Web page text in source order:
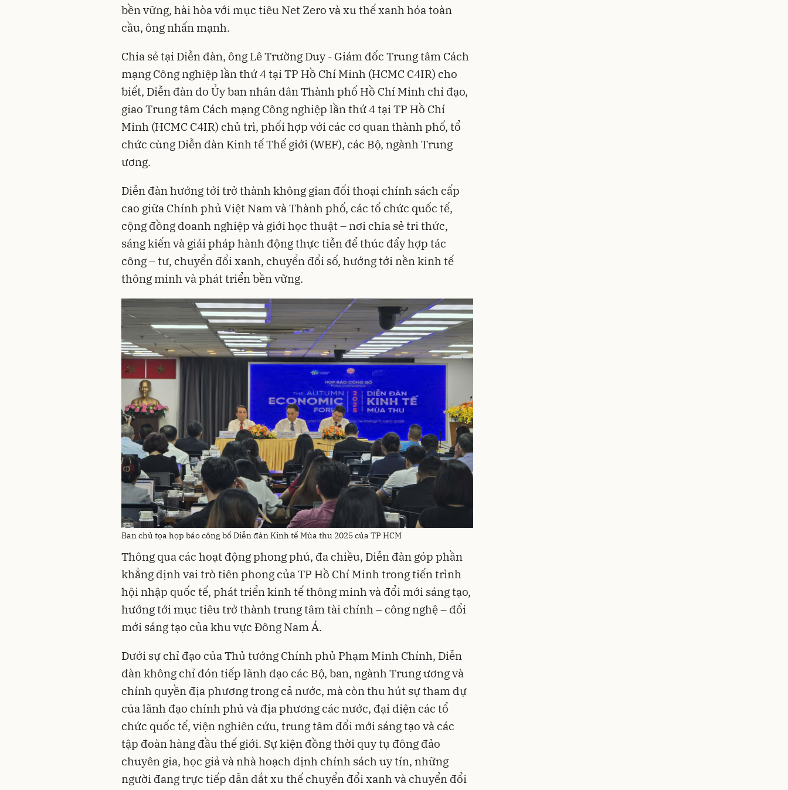
bền vững, hài hòa với mục tiêu Net Zero và xu thế xanh hóa toàn
cầu, ông nhấn mạnh.
Chia sẻ tại Diễn đàn, ông Lê Trường Duy - Giám đốc Trung tâm Cách
mạng Công nghiệp lần thứ 4 tại TP Hồ Chí Minh (HCMC C4IR) cho
biết, Diễn đàn do Ủy ban nhân dân Thành phố Hồ Chí Minh chỉ đạo,
giao Trung tâm Cách mạng Công nghiệp lần thứ 4 tại TP Hồ Chí
Minh (HCMC C4IR) chủ trì, phối hợp với các cơ quan thành phố, tổ
chức cùng Diễn đàn Kinh tế Thế giới (WEF), các Bộ, ngành Trung
ương.
Diễn đàn hướng tới trở thành không gian đối thoại chính sách cấp
cao giữa Chính phủ Việt Nam và Thành phố, các tổ chức quốc tế,
cộng đồng doanh nghiệp và giới học thuật – nơi chia sẻ tri thức,
sáng kiến và giải pháp hành động thực tiễn để thúc đẩy hợp tác
công – tư, chuyển đổi xanh, chuyển đổi số, hướng tới nền kinh tế
thông minh và phát triển bền vững.
Ban chủ tọa họp báo công bố Diễn đàn Kinh tế Mùa thu 2025 của TP HCM
Thông qua các hoạt động phong phú, đa chiều, Diễn đàn góp phần
khẳng định vai trò tiên phong của TP Hồ Chí Minh trong tiến trình
hội nhập quốc tế, phát triển kinh tế thông minh và đổi mới sáng tạo,
hướng tới mục tiêu trở thành trung tâm tài chính – công nghệ – đổi
mới sáng tạo của khu vực Đông Nam Á.
Dưới sự chỉ đạo của Thủ tướng Chính phủ Phạm Minh Chính, Diễn
đàn không chỉ đón tiếp lãnh đạo các Bộ, ban, ngành Trung ương và
chính quyền địa phương trong cả nước, mà còn thu hút sự tham dự
của lãnh đạo chính phủ và địa phương các nước, đại diện các tổ
chức quốc tế, viện nghiên cứu, trung tâm đổi mới sáng tạo và các
tập đoàn hàng đầu thế giới. Sự kiện đồng thời quy tụ đông đảo
chuyên gia, học giả và nhà hoạch định chính sách uy tín, những
người đang trực tiếp dẫn dắt xu thế chuyển đổi xanh và chuyển đổi